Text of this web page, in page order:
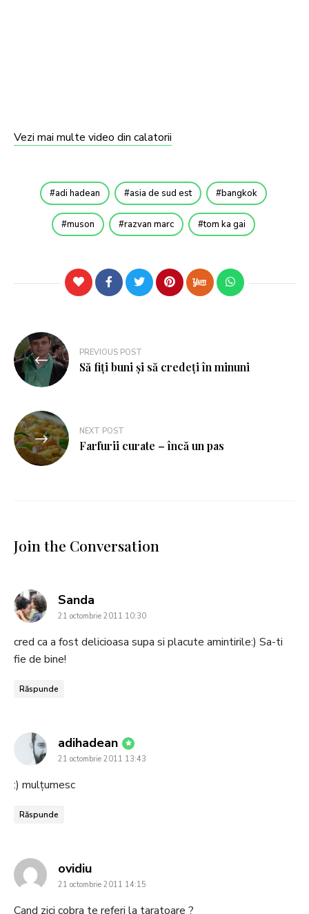
Vezi mai multe video din calatorii
adi hadean asia de sud est bangkok
muson razvan marc tom ka gai
PREVIOUS POST
Să fiți buni și să credeți în minuni
NEXT POST
Farfurii curate – încă un pas
Join the Conversation
Sanda
21 octombrie 2011 10:30
cred ca a fost delicioasa supa si placute amintirile:) Sa-ti
fie de bine!
Răspunde
adihadean says:
21 octombrie 2011 13:43
:) mulțumesc
Răspunde
ovidiusays:
21 octombrie 2011 14:15
Cand zici cobra te referi la taratoare ?